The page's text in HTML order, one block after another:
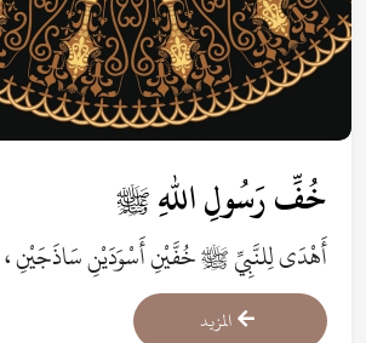
خُفِّ رَسُولِ اللهِ ﷺ
أَهْدَى لِلنَّبِيِّ ﷺ خُفَّيْنِ أَسْوَدَيْنِ سَاذَجَيْنِ ،
وَمَسَحَ عَلَيْهِمَا.
المزيد